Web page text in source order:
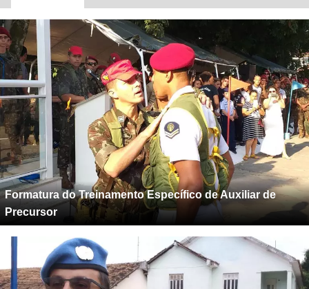
Formatura do Treinamento Específico de Auxiliar de
Precursor